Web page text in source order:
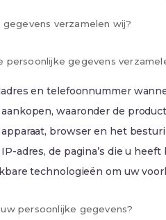
verzamelen wij?
persoonlijke gegevens
en telefoonnummer
waaronder de
browser en het
adres, de pagina’s die u
technologieën om uw
persoonlijke gegevens?